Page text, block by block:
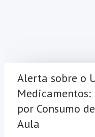
Alerta sobre o
Medicamentos:
por Consumo
Aula